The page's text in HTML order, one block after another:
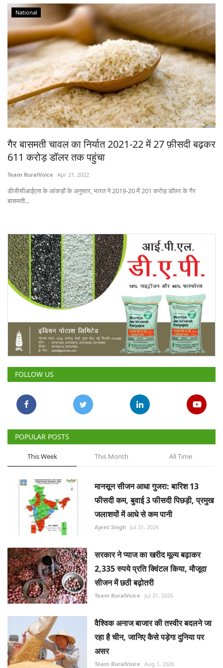
Cooperatives
International
Rural Dialogue
Ground Report
Rural Connect
Gallery
National
Latest News
Agri Start-Ups
Language
English Hindi
National
गैर बासमती चावल का निर्यात 2021-22 में 27 फ़ीसदी बढ़कर
611 करोड़ डॉलर तक पहुंचा
Team RuralVoice Apr 21, 2022
डीजीसीआईएस के आंकड़ों के अनुसार, भारत ने 2019-20 में 201 करोड़ डॉलर के गैर
बासमती...
FOLLOW US
POPULAR POSTS
This Week This Month All Time
मानसून सीजन आधा गुजरा: बारिश 13
फीसदी कम, बुवाई 3 फीसदी पिछड़ी, प्रमुख
जलाशयों में आधे से कम पानी
Ajeet Singh Jul 31, 2026
सरकार ने प्याज का खरीद मूल्य बढ़ाकर
2,335 रुपये प्रति क्विंटल किया, मौजूदा
सीजन में छठी बढ़ोतरी
Team RuralVoice Jul 31, 2026
वैश्विक अनाज बाजार की तस्वीर बदलने जा
रहा है चीन, जानिए कैसे पड़ेगा दुनिया पर
असर
Team RuralVoice Aug 1, 2026